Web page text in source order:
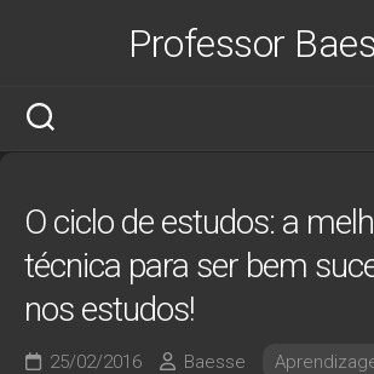
Professor
O ciclo de estudos: a
técnica para ser bem
nos estudos!
25/02/2016 Baesse